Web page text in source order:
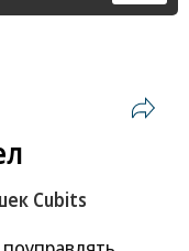
Cubits